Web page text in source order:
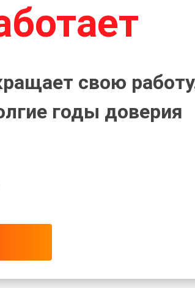
свою
годы доверия